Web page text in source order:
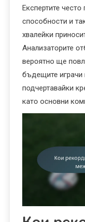
Експертите често
способности и
хвалейки
Анализаторите
вероятно ще
бъдещите играчи
подчертавайки
като основни